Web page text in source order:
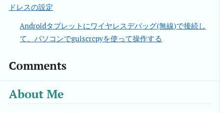
ドレスの設定
Androidタブレットにワイヤレスデバッグ(無線)で接続し
て、パソコンでguiscrcpyを使って操作する
Comments
About Me